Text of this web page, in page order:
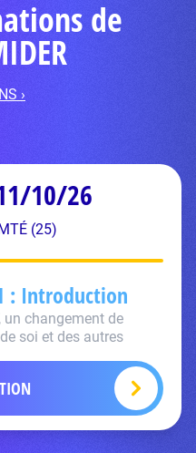
de
›
10/26
(25)
: Introduction
un changement de
soi et des autres